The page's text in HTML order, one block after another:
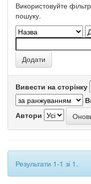
Використовуйте
пошуку.
Вивести на сторінку
Автори
Результати 1-1 зі 1.